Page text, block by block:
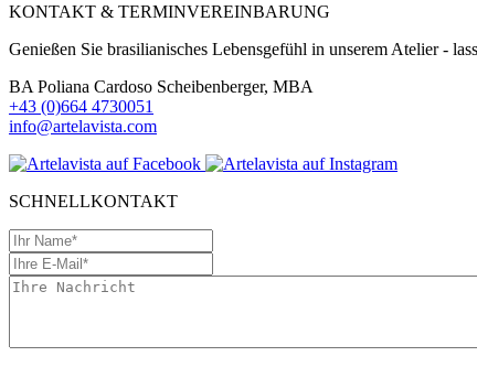
KONTAKT & TERMINVEREINBARUNG
Genießen Sie brasilianisches Lebensgefühl in unserem Atelier -
BA Poliana Cardoso Scheibenberger, MBA
+43 (0)664 4730051
info@artelavista.com
SCHNELLKONTAKT